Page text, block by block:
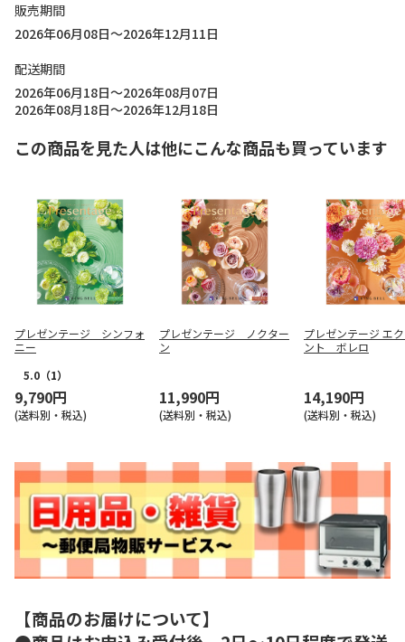
販売期間
2026年06月08日～2026年12月11日
配送期間
2026年06月18日～2026年08月07日
2026年08月18日～2026年12月18日
この商品を見た人は他にこんな商品も買っています
プレゼンテージ シンフォ
ニー
5.0 （1）
9,790円
(送料別・税込)
プレゼンテージ ノクター
ン
11,990円
(送料別・税込)
プレゼンテージ エ
ント ボレロ
14,190円
(送料別・税込)
【商品のお届けについて】